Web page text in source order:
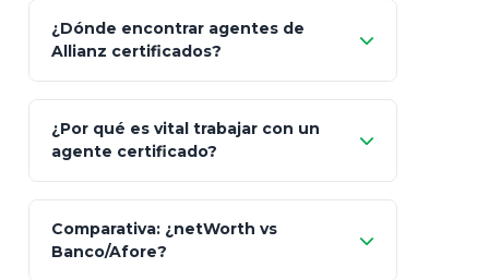
¿Dónde encontrar agentes de
Allianz certificados?
Seguros y Fianzas (CNSF)
netWorth
¿Por qué es vital trabajar con un
agente certificado?
consultor técnico
legalmente facultado
Comparativa: ¿netWorth vs
Banco/Afore?